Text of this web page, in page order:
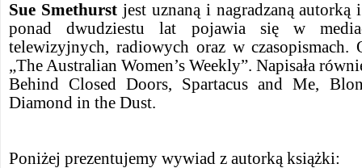
Sue Smethurstjest uznaną i nagradzaną autorką
ponad dwudziestu lat pojawia się w
telewizyjnych, radiowych oraz w czasopismach.
„The Australian Women’s Weekly”. Napisała
Behind Closed Doors, Spartacus and Me,
Diamond in the Dust.
Poniżej prezentujemy wywiad z autorką książki: